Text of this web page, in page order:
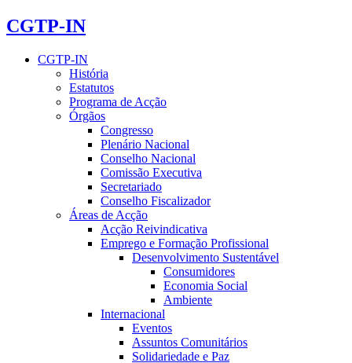
CGTP-IN
CGTP-IN
História
Estatutos
Programa de Acção
Órgãos
Congresso
Plenário Nacional
Conselho Nacional
Comissão Executiva
Secretariado
Conselho Fiscalizador
Áreas de Acção
Acção Reivindicativa
Emprego e Formação Profissional
Desenvolvimento Sustentável
Consumidores
Economia Social
Ambiente
Internacional
Eventos
Assuntos Comunitários
Solidariedade e Paz